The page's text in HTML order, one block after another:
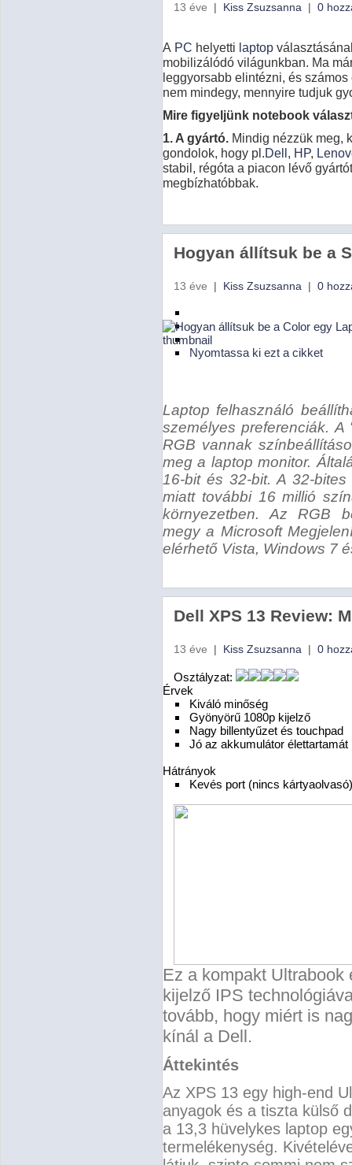
13 éve | Kiss Zsuzsanna | 0
A PC helyetti laptop
mobilizálódó világunkban. Ma
leggyorsabb elintézni, és
nem mindegy, mennyire tudjuk
Mire figyeljünk notebook
1. A gyártó. Mindig nézzük meg,
gondolok, hogy pl.Dell, HP,
stabil, régóta a piacon lévő
megbízhatóbbak.
Hogyan állítsuk be a
13 éve | Kiss Zsuzsanna | 0
Nyomtassa ki ezt a cikket
Laptop felhasználó
személyes preferenciák. A
RGB vannak
meg a laptop monitor.
16-bit és 32-bit. A 32-
miatt további 16 millió
környezetben. Az RGB
megy a Microsoft
elérhető Vista, Windows 7
Dell XPS 13 Review:
13 éve | Kiss Zsuzsanna | 0
Osztályzat:
Érvek
Kiváló minőség
Gyönyörű 1080p kijelző
Nagy billentyűzet és touchpad
Jó az akkumulátor élettartamát
Hátrányok
Kevés port (nincs kártyaolvasó)
Ez a kompakt Ultrabook
kijelző IPS
tovább, hogy miért is
kínál a Dell.
Áttekintés
Az XPS 13 egy high-end
anyagok és a tiszta külső
a 13,3 hüvelykes laptop
termelékenység.